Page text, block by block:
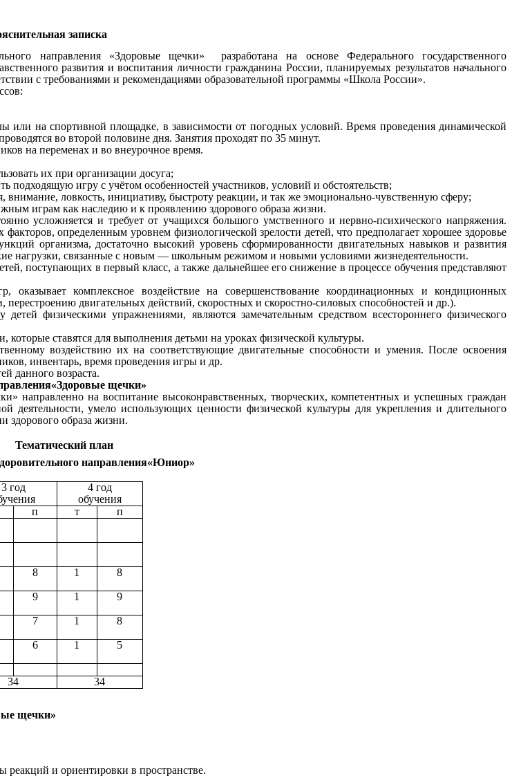
записка
направления «Здоровые щечки» разработана на основе Федерального государственного
развития и воспитания личности гражданина России, планируемых результатов начального
с требованиями и рекомендациями образовательной программы «Школа России».
на спортивной площадке, в зависимости от погодных условий. Время проведения динамической
во второй половине дня. Занятия проходят по 35 минут.
на переменах и во внеурочное время.
их при организации досуга;
подходящую игру с учётом особенностей участников, условий и обстоятельств;
ловкость, инициативу, быстроту реакции, и так же эмоционально-чувственную сферу;
играм как наследию и к проявлению здорового образа жизни.
усложняется и требует от учащихся большого умственного и нервно-психического напряжения.
определенным уровнем физиологической зрелости детей, что предполагает хорошее здоровье
организма, достаточно высокий уровень сформированности двигательных навыков и развития
нагрузки, связанные с новым — школьным режимом и новыми условиями жизнедеятельности.
поступающих в первый класс, а также дальнейшее его снижение в процессе обучения представляют
комплексное воздействие на совершенствование координационных и кондиционных
двигательных действий, скоростных и скоростно-силовых способностей и др.).
физическими упражнениями, являются замечательным средством всестороннего физического
ставятся для выполнения детьми на уроках физической культуры.
воздействию их на соответствующие двигательные способности и умения. После освоения
инвентарь, время проведения игры и др.
данного возраста.
щечки»
направленно на воспитание высоконравственных, творческих, компетентных и успешных граждан
деятельности, умело использующих ценности физической культуры для укрепления и длительного
здорового образа жизни.
Тематический план
направления«Юниор»
3 год
4 год
обучения
п т
п
8 1 8
9 1 9
7 1 8
6 1 5
34 34
щечки»
реакций и ориентировки в пространстве.